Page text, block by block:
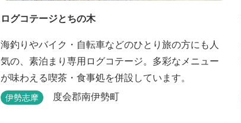
ログコテージとちの木
海釣りやバイク・自転車などのひとり旅の方にも人
気の、素泊まり専用ログコテージ。多彩なメニュー
が味わえる喫茶・食事処を併設しています。
伊勢志摩 度会郡南伊勢町